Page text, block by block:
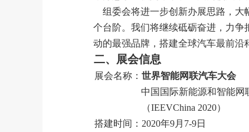
组委会将进一步创新办展思路，
个台阶。我们将继续砥砺奋进，力争
动的最强品牌，搭建全球汽车最前沿
二、展会信息
展会名称： 世界智能网联汽车大会
中国国际新能源和智能网
（IEEVChina 2020）
搭建时间： 2020年9月7-9日